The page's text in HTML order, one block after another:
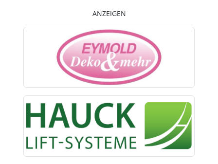
ANZEIGEN